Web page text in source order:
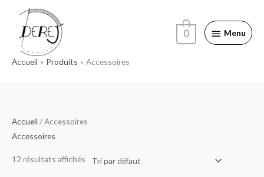
contenu
Menu
Menu
0
Accueil Produits Accessoires
Accueil / Accessoires
Accessoires
12 résultats affichés